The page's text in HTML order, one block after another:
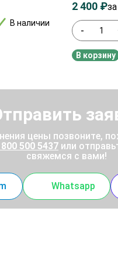
В наличии
-
2 400 ₽за
В корзину
цены позвоните,
800 500 5437 или
свяжемся с вами!
Whatsapp